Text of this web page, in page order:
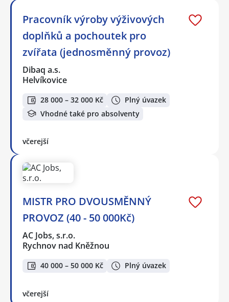
Pracovník výroby výživových
doplňků a pochoutek pro
zvířata (jednosměnný provoz)
Dibaq a.s.
Helvíkovice
28 000 – 32 000 Kč
Plný úvazek
Vhodné také pro absolventy
včerejší
MISTR PRO DVOUSMĚNNÝ
PROVOZ (40 - 50 000Kč)
AC Jobs, s.r.o.
Rychnov nad Kněžnou
40 000 – 50 000 Kč Plný úvazek
včerejší